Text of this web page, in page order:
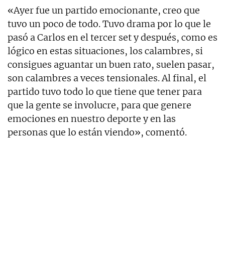
«Ayer fue un partido emocionante, creo que
tuvo un poco de todo. Tuvo drama por lo que le
pasó a Carlos en el tercer set y después, como es
lógico en estas situaciones, los calambres, si
consigues aguantar un buen rato, suelen pasar,
son calambres a veces tensionales. Al final, el
partido tuvo todo lo que tiene que tener para
que la gente se involucre, para que genere
emociones en nuestro deporte y en las
personas que lo están viendo», comentó.